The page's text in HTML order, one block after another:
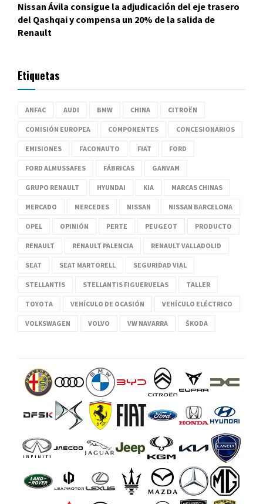
Nissan Ávila consigue la adjudicación del eje trasero
del Qashqai y compensa un 20% de la salida de
Renault
Etiquetas
ANFAC AUDI BMW CHINA CITROËN
COMISIÓN EUROPEA COMPONENTES CONCESIONARIOS
EMISIONES FACONAUTO FIAT FORD
FORD ALMUSSAFES FÁBRICAS GANVAM
GRUPO RENAULT HYUNDAI KIA MARCAS CHINAS
MERCADO MERCEDES NISSAN NISSAN BARCELONA
OPEL OPINIÓN PERTE PEUGEOT PRODUCTO
RENAULT RENAULT PALENCIA RENAULT VALLADOLID
SEAT SEAT MARTORELL SEGURIDAD VIAL
STELLANTIS STELLANTIS FIGUERUELAS TALLER
TOYOTA VEHÍCULO DE OCASIÓN VEHÍCULO ELÉCTRICO
VOLKSWAGEN VOLVO VW NAVARRA ŠKODA